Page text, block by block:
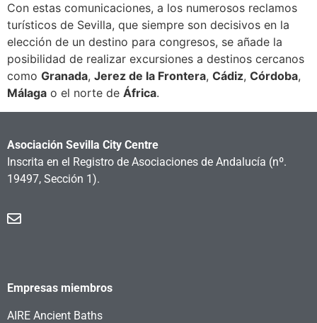
Con estas comunicaciones, a los numerosos reclamos
turísticos de Sevilla, que siempre son decisivos en la
elección de un destino para congresos, se añade la
posibilidad de realizar excursiones a destinos cercanos
como Granada, Jerez de la Frontera, Cádiz, Córdoba,
Málaga o el norte de África.
Asociación Sevilla City Centre
Inscrita en el Registro de Asociaciones de Andalucía (nº.
19497, Sección 1).
Empresas miembros
AIRE Ancient Baths